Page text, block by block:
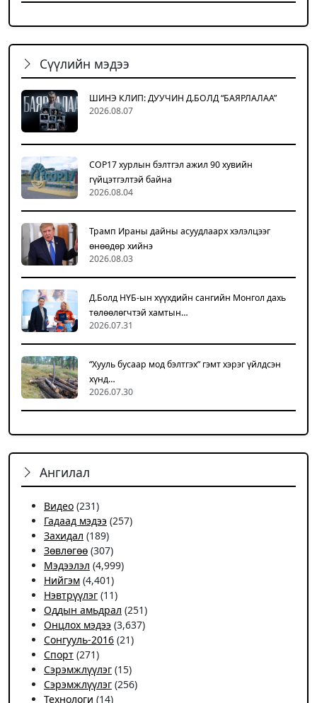
Сүүлийн мэдээ
ШИНЭ КЛИП: ДУУЧИН Д.БОЛД “БАЯРЛАЛАА”
2026.08.07
COP17 хурлын бэлтгэл ажил 90 хувийн
гүйцэтгэлтэй байна
2026.08.04
Трамп Ираны дайны асуудлаарх хэлэлцээг
өнөөдөр хийнэ
2026.08.03
Д.Болд НҮБ-ын хүүхдийн сангийн Монгол дахь
төлөөлөгчтэй хамтын…
2026.07.31
“Хууль бусаар мод бэлтгэх” гэмт хэрэг үйлдсэн
хүнд…
2026.07.30
Ангилал
Видео (231)
Гадаад мэдээ (257)
Захидал (189)
Зөвлөгөө (307)
Мэдээлэл (4,999)
Нийгэм (4,401)
Нэвтрүүлэг (11)
Оддын амьдрал (251)
Онцлох мэдээ (3,637)
Сонгууль-2016 (21)
Спорт (271)
Сэрэмжлүүлэг (15)
Сэрэмжлүүлэг (256)
Технологи (14)